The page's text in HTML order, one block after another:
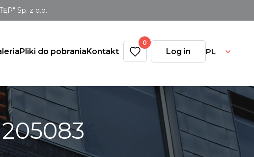
Sp. z o.o.
Pliki do pobraniaKontakt
0
Log in PL